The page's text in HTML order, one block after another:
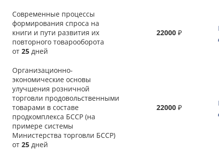
Современные процессы
формирования спроса на
книги и пути развития их
повторного товарооборота
от 25 дней
22000 ₽
Организационно-
экономические основы
улучшения розничной
торговли продовольственными
товарами в составе
продкомплекса БССР (на
примере системы
Министерства торговли БССР)
от 25 дней
22000 ₽